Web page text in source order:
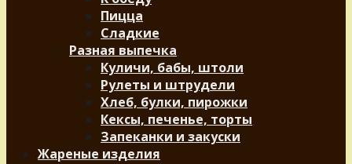
Пицца
Сладкие
Разная выпечка
Куличи, бабы, штоли
Рулеты и штрудели
Хлеб, булки, пирожки
Кексы, печенье, торты
Запеканки и закуски
Жареные изделия